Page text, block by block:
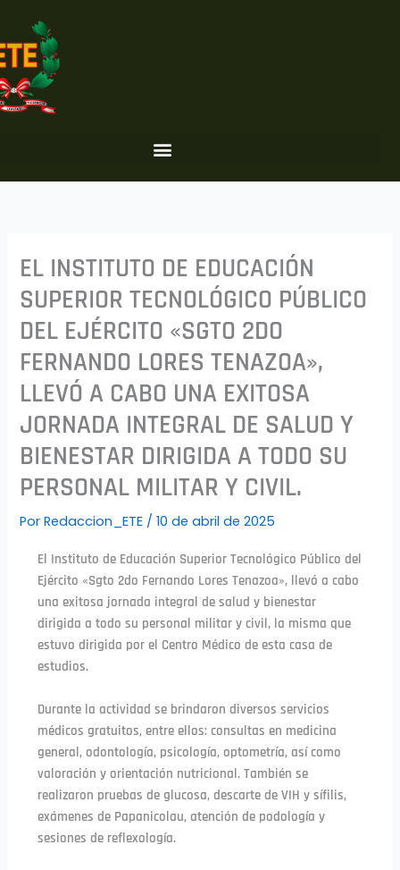
contenido
EL INSTITUTO DE EDUCACIÓN
SUPERIOR TECNOLÓGICO PÚBLICO
DEL EJÉRCITO «SGTO 2DO
FERNANDO LORES TENAZOA»,
LLEVÓ A CABO UNA EXITOSA
JORNADA INTEGRAL DE SALUD Y
BIENESTAR DIRIGIDA A TODO SU
PERSONAL MILITAR Y CIVIL.
PorRedaccion_ETE /10 de abril de 2025
El Instituto de Educación Superior Tecnológico Público del
Ejército «Sgto 2do Fernando Lores Tenazoa», llevó a cabo
una exitosa jornada integral de salud y bienestar
dirigida a todo su personal militar y civil, la misma que
estuvo dirigida por el Centro Médico de esta casa de
estudios.
Durante la actividad se brindaron diversos servicios
médicos gratuitos, entre ellos: consultas en medicina
general, odontología, psicología, optometría, así como
valoración y orientación nutricional. También se
realizaron pruebas de glucosa, descarte de VIH y sífilis,
exámenes de Papanicolau, atención de podología y
sesiones de reflexología.